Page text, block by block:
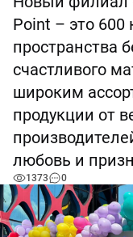
Point – это
пространства
счастливого
широким
продукции от
любовь и
1373 0